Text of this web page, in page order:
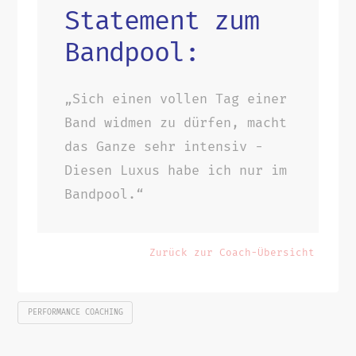
Statement zum
Bandpool:
„Sich einen vollen Tag einer
Band widmen zu dürfen, macht
das Ganze sehr intensiv -
Diesen Luxus habe ich nur im
Bandpool.“
Zurück zur Coach-Übersicht
PERFORMANCE COACHING